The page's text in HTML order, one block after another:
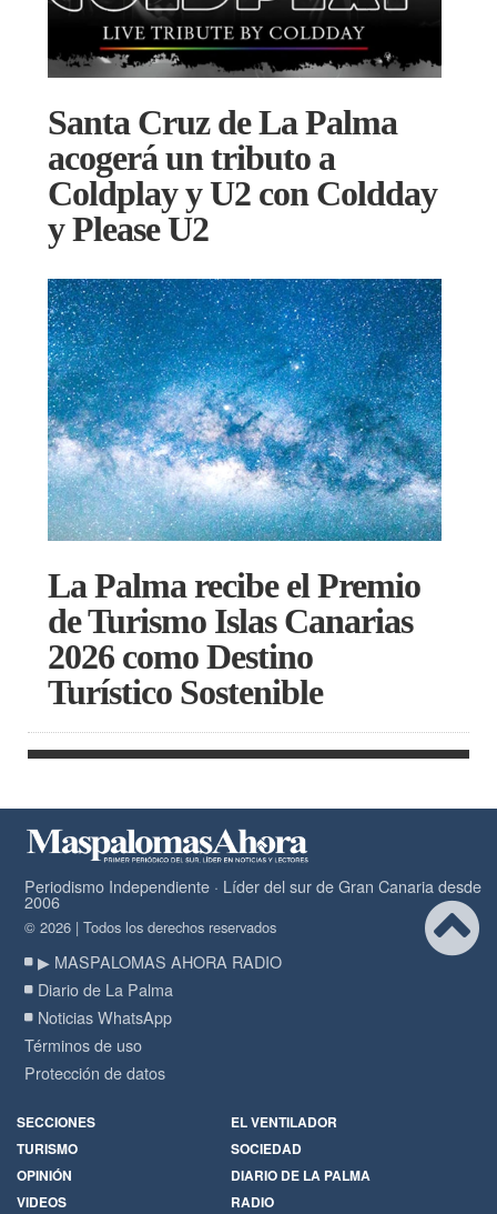
Santa Cruz de La Palma
acogerá un tributo a
Coldplay y U2 con Coldday
y Please U2
La Palma recibe el Premio
de Turismo Islas Canarias
2026 como Destino
Turístico Sostenible
Periodismo Independiente · Líder del sur de Gran Canaria desde
2006
© 2026 | Todos los derechos reservados
▶ MASPALOMAS AHORA RADIO
Diario de La Palma
Noticias WhatsApp
Términos de uso
Protección de datos
SECCIONES
EL VENTILADOR
TURISMO
SOCIEDAD
OPINIÓN
DIARIO DE LA PALMA
VIDEOS
RADIO